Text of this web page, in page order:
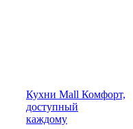
Кухни Mall Комфорт,
доступный
каждому